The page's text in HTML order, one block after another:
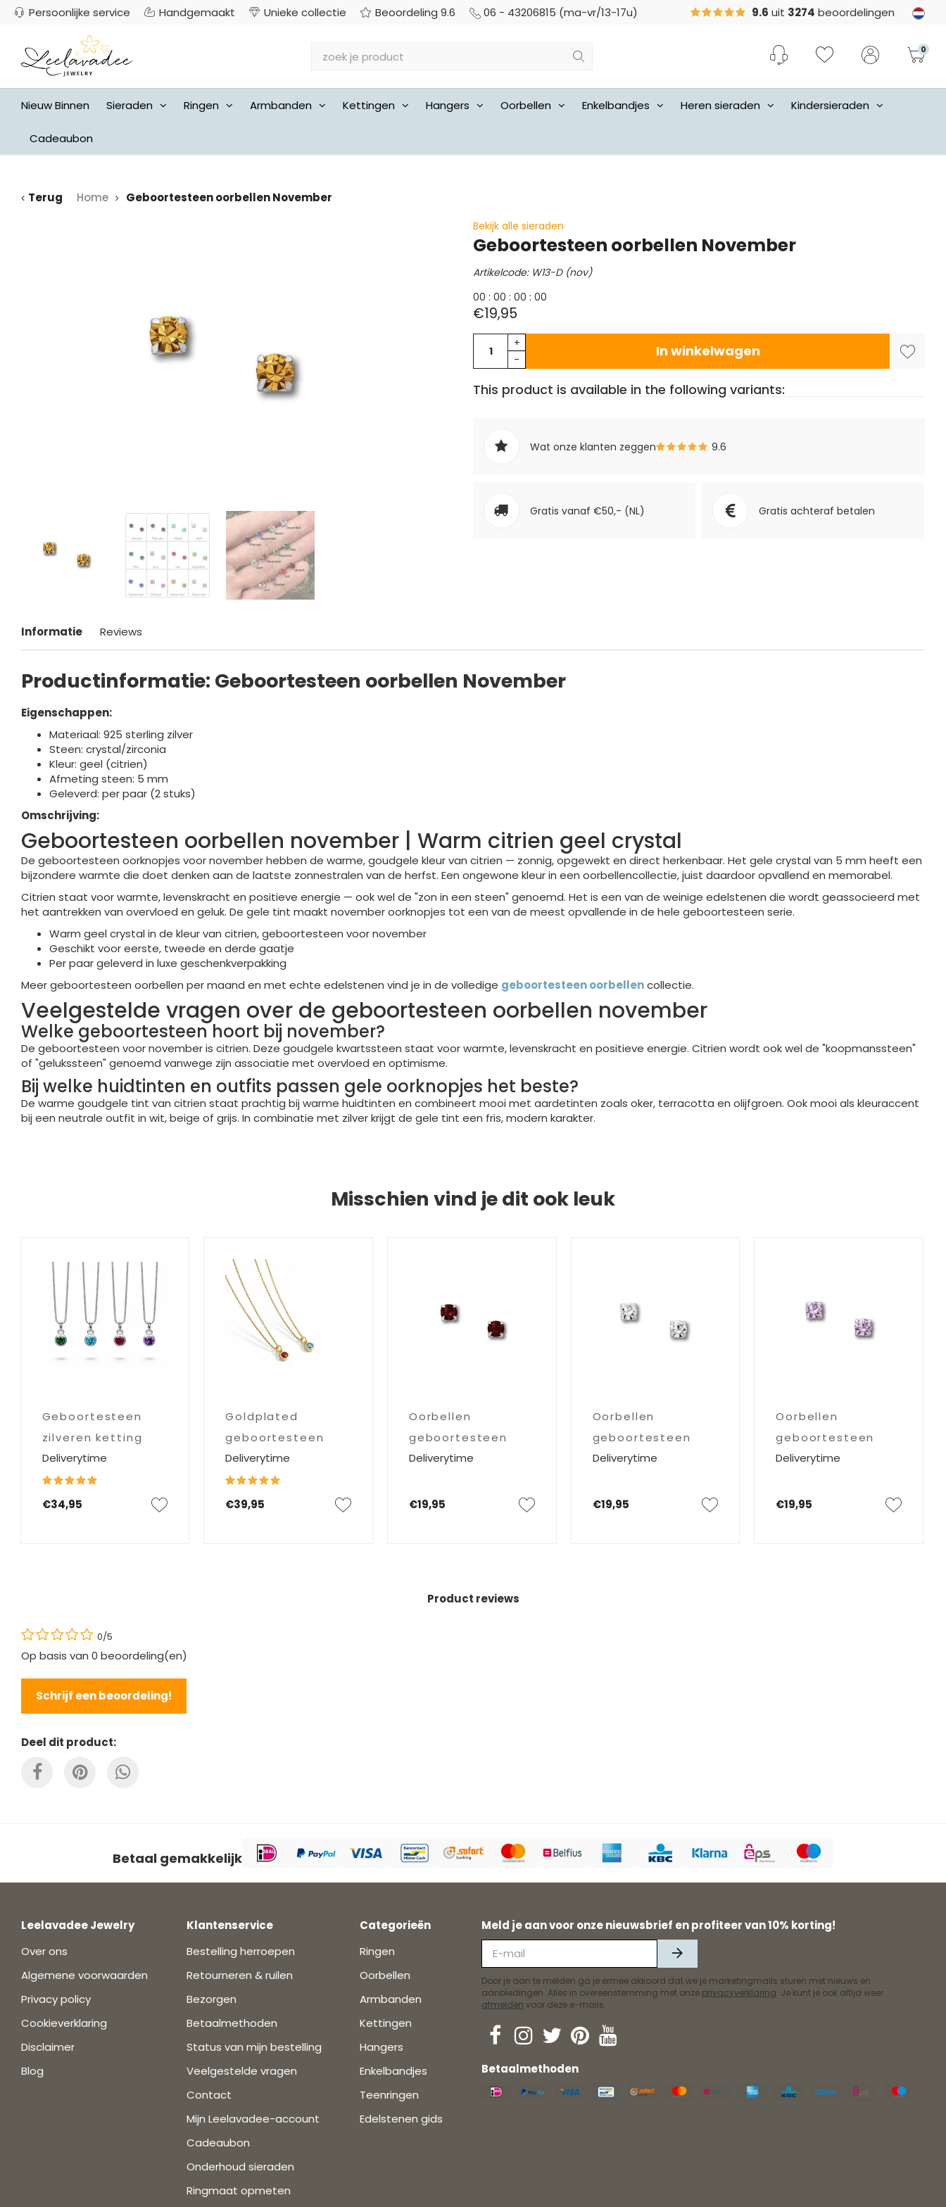
Persoonlijke service Handgemaakt Unieke collectie Beoordeling 9.6 06 - 43206815 (ma-vr/13-17u) 9.6 uit 3274 beoordelingen
0
Nieuw Binnen Sieraden Ringen Armbanden Kettingen Hangers Oorbellen Enkelbandjes Heren sieraden Kindersieraden
Cadeaubon
Terug Home Geboortesteen oorbellen November
Bekijk alle sieraden
Geboortesteen oorbellen November
Artikelcode: W13-D (nov)
00 : 00 : 00 : 00
€19,95
+
-
In winkelwagen
This product is available in the following variants:
Wat onze klanten zeggen 9.6
Gratis vanaf €50,- (NL) Gratis achteraf betalen
Informatie Reviews
Productinformatie: Geboortesteen oorbellen November
Eigenschappen:
Materiaal: 925 sterling zilver
Steen: crystal/zirconia
Kleur: geel (citrien)
Afmeting steen: 5 mm
Geleverd: per paar (2 stuks)
Omschrijving:
Geboortesteen oorbellen november | Warm citrien geel crystal
De geboortesteen oorknopjes voor november hebben de warme, goudgele kleur van citrien — zonnig, opgewekt en direct herkenbaar. Het gele crystal van 5 mm heeft een
bijzondere warmte die doet denken aan de laatste zonnestralen van de herfst. Een ongewone kleur in een oorbellencollectie, juist daardoor opvallend en memorabel.
Citrien staat voor warmte, levenskracht en positieve energie — ook wel de "zon in een steen" genoemd. Het is een van de weinige edelstenen die wordt geassocieerd met
het aantrekken van overvloed en geluk. De gele tint maakt november oorknopjes tot een van de meest opvallende in de hele geboortesteen serie.
Warm geel crystal in de kleur van citrien, geboortesteen voor november
Geschikt voor eerste, tweede en derde gaatje
Per paar geleverd in luxe geschenkverpakking
Meer geboortesteen oorbellen per maand en met echte edelstenen vind je in de volledige geboortesteen oorbellencollectie.
Veelgestelde vragen over de geboortesteen oorbellen november
Welke geboortesteen hoort bij november?
De geboortesteen voor november is citrien. Deze goudgele kwartssteen staat voor warmte, levenskracht en positieve energie. Citrien wordt ook wel de "koopmanssteen"
of "gelukssteen" genoemd vanwege zijn associatie met overvloed en optimisme.
Bij welke huidtinten en outfits passen gele oorknopjes het beste?
De warme goudgele tint van citrien staat prachtig bij warme huidtinten en combineert mooi met aardetinten zoals oker, terracotta en olijfgroen. Ook mooi als kleuraccent
bij een neutrale outfit in wit, beige of grijs. In combinatie met zilver krijgt de gele tint een fris, modern karakter.
Misschien vind je dit ook leuk
Geboortesteen
zilveren ketting
Deliverytime
€34,95
Goldplated
geboortesteen
ketting
Deliverytime
€39,95
Oorbellen
geboortesteen
Januari
Deliverytime
€19,95
Oorbellen
geboortesteen
April
Deliverytime
€19,95
Oorbellen
geboortesteen
Juni
Deliverytime
€19,95
Product reviews
0/5
Op basis van 0 beoordeling(en)
Schrijf een beoordeling!
Deel dit product:
Betaal gemakkelijk
Leelavadee Jewelry
Over ons
Algemene voorwaarden
Privacy policy
Cookieverklaring
Disclaimer
Blog
Klantenservice
Bestelling herroepen
Retourneren & ruilen
Bezorgen
Betaalmethoden
Status van mijn bestelling
Veelgestelde vragen
Contact
Mijn Leelavadee-account
Cadeaubon
Onderhoud sieraden
Ringmaat opmeten
Categorieën
Ringen
Oorbellen
Armbanden
Kettingen
Hangers
Enkelbandjes
Teenringen
Edelstenen gids
Meld je aan voor onze nieuwsbrief en profiteer van 10% korting!
Door je aan te melden ga je ermee akkoord dat we je marketingmails sturen met nieuws en
aanbiedingen. Alles in overeenstemming met onze privacyverklaring. Je kunt je ook altijd weer
afmelden voor deze e-mails.
Betaalmethoden